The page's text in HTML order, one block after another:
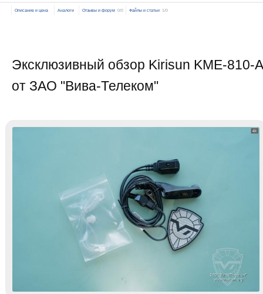
Описание и цена Аналоги Отзывы и форум 0/0 Файлы и статьи 1/0
Эксклюзивный обзор Kirisun KME-810-A
от ЗАО "Вива-Телеком"